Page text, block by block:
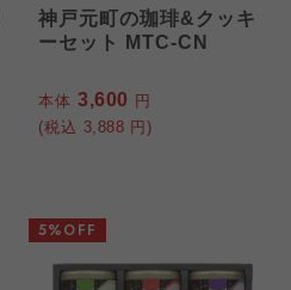
神戸元町の珈琲&クッキ
ーセット MTC-CN
本体 3,600 円
(税込 3,888 円)
5%OFF